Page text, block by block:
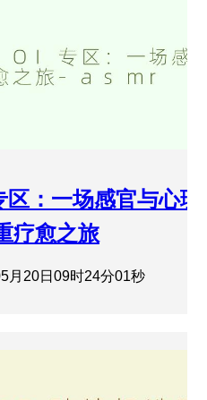
：一场感官与心理
疗愈之旅
月20日09时24分01秒